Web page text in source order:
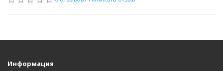
Информация